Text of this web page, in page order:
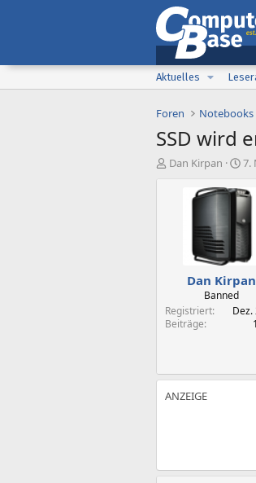
Aktuelles
Foren
SSD wird
E
Dan Kirpan
E
s
t
e
t
a
7.
Dan Kirpan
Banned
Registriert
Dez.
Beiträge